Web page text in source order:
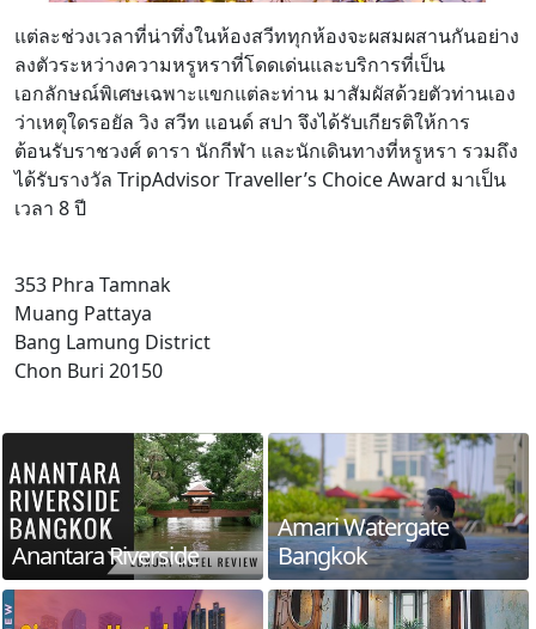
แต่ละช่วงเวลาที่น่าทึ่งในห้องสวีททุกห้องจะผสมผสานกันอย่าง
ลงตัวระหว่างความหรูหราที่โดดเด่นและบริการที่เป็น
เอกลักษณ์พิเศษเฉพาะแขกแต่ละท่าน มาสัมผัสด้วยตัวท่านเอง
ว่าเหตุใดรอยัล วิง สวีท แอนด์ สปา จึงได้รับเกียรติให้การ
ต้อนรับราชวงศ์ ดารา นักกีฬา และนักเดินทางที่หรูหรา รวมถึง
ได้รับรางวัล TripAdvisor Traveller’s Choice Award มาเป็น
เวลา 8 ปี
353 Phra Tamnak
Muang Pattaya
Bang Lamung District
Chon Buri 20150
Anantara Riverside
Amari Watergate
Bangkok